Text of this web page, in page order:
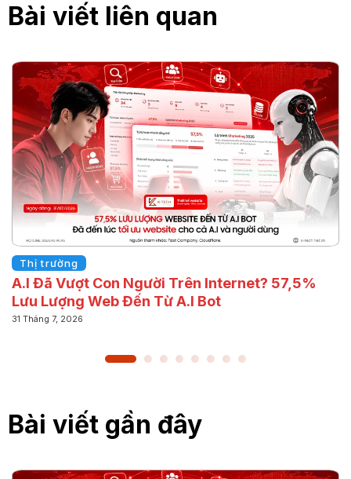
Bài viết liên quan
Thị trường
A.I Đã Vượt Con Người Trên Internet? 57,5%
Lưu Lượng Web Đến Từ A.I Bot
31 Tháng 7, 2026
Bài viết gần đây